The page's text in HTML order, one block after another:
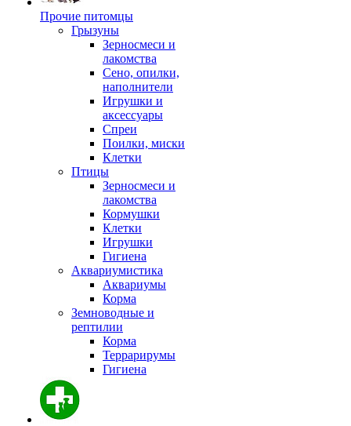
Прочие питомцы
Грызуны
Зерносмеси и
лакомства
Сено, опилки,
наполнители
Игрушки и
аксессуары
Спреи
Поилки, миски
Клетки
Птицы
Зерносмеси и
лакомства
Кормушки
Клетки
Игрушки
Гигиена
Аквариумистика
Аквариумы
Корма
Земноводные и
рептилии
Корма
Террарирумы
Гигиена